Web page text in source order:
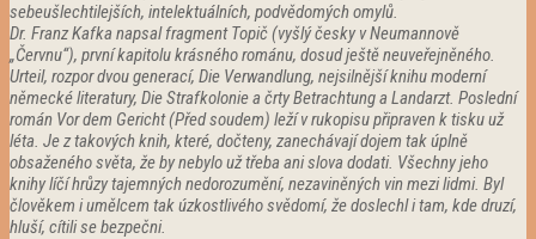
sebeušlechtilejších, intelektuálních, podvědomých omylů.
Dr. Franz Kafka napsal fragment Topič (vyšlý česky v Neumannově
„Červnu“), první kapitolu krásného románu, dosud ještě neuveřejněného.
Urteil, rozpor dvou generací, Die Verwandlung, nejsilnější knihu moderní
německé literatury, Die Strafkolonie a črty Betrachtung a Landarzt. Poslední
román Vor dem Gericht (Před soudem) leží v rukopisu připraven k tisku už
léta. Je z takových knih, které, dočteny, zanechávají dojem tak úplně
obsaženého světa, že by nebylo už třeba ani slova dodati. Všechny jeho
knihy líčí hrůzy tajemných nedorozumění, nezaviněných vin mezi lidmi. Byl
člověkem i umělcem tak úzkostlivého svědomí, že doslechl i tam, kde druzí,
hluší, cítili se bezpečni.